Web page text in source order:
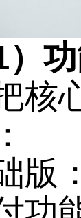
1）
核
版